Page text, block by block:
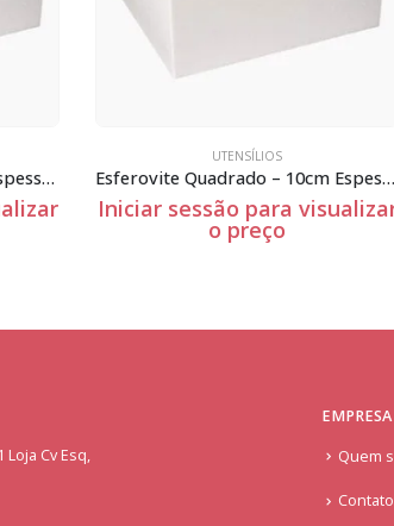
Esferovite Quadrado – 10cm Espessura
DIA DOS NAMORADOS
Stxx-035
Iniciar sessão para
o preço
Loja Cv Esq,
EMPRESA
Quem